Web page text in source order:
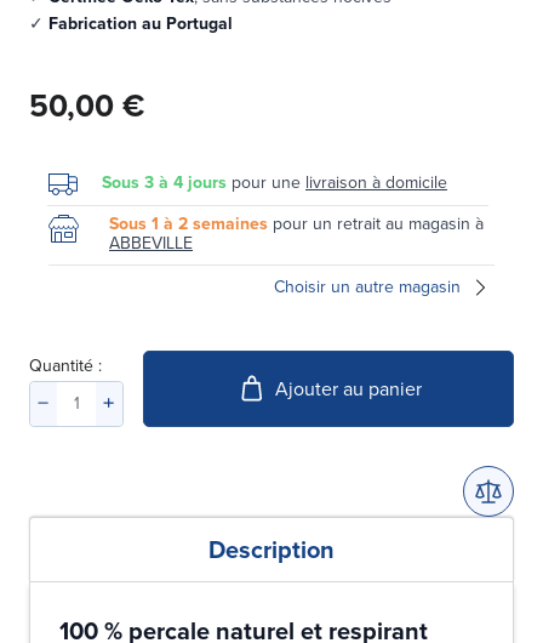
✓ Fabrication au Portugal
50,00 €
Sous 3 à 4 jours pour une livraison à domicile
Sous 1 à 2 semaines pour un retrait au magasin à
ABBEVILLE
Choisir un autre magasin
Quantité :
Ajouter au panier
Description
100 % percale naturel et respirant